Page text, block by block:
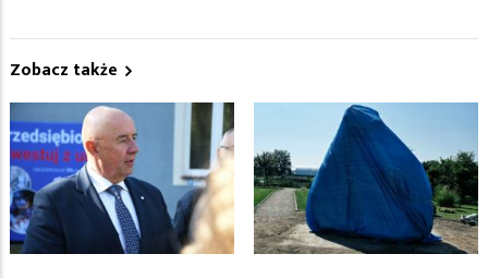
Zobacz także